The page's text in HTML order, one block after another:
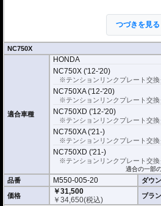
お勧めいたします。(ショートサイドスタンド
※ダウンする高さによっては、センタースタ
り外さなくてはいけない場合があります。
※写真は同系ローダウンパーツの代表写真で
あります。
※フロントフォークの突き出し量を合わせて
整可能な車種の場合。推奨調整値はマニュアル
※安全に関する重要なパーツの為、プロショ
い。個人でお取付の場合、弊社ではいかなる
つづきを見る
NC750X
適合車種
HONDA
NC750X ('12-'20)
※テンションリンクプレート交換
NC750XA ('12-'20)
※テンションリンクプレート交換
NC750XD ('12-'20)
※テンションリンクプレート交換
NC750XA ('21-)
※テンションリンクプレート交換
NC750XD ('21-)
※テンションリンクプレート交換
適合の一部
品番 M550-005-20 ダウ
価格
￥31,500
￥34,650(税込) ブラ